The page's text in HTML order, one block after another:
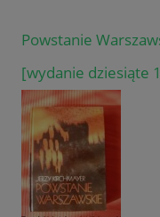
Powstanie
[wydanie dziesiąte